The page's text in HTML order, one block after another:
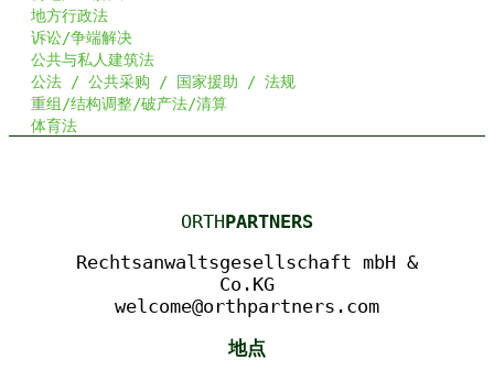
地方行政法
诉讼/争端解决
公共与私人建筑法
公法 / 公共采购 / 国家援助 / 法规
重组/结构调整/破产法/清算
体育法
ORTHPARTNERS
Rechtsanwaltsgesellschaft mbH &
Co.KG
welcome@orthpartners.com
地点